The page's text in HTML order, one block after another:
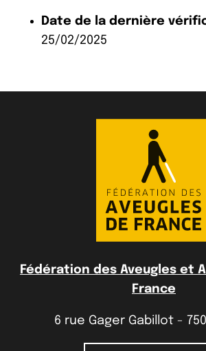
Date de la dernière
25/02/2025
Fédération des Aveugles et
France
6 rue Gager Gabillot -